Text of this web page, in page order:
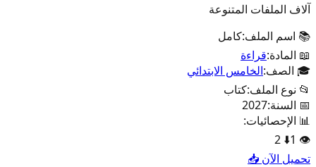
آلاف الملفات المتنوعة
📚 اسم الملف:كامل
📖 المادة:قراءة
🎓 الصف:الخامس الابتدائي
📂 نوع الملف:كتاب
📅 السنة:2027
📊 الإحصائيات:
👁️
1
⬇️
2
تحميل الآن 📥